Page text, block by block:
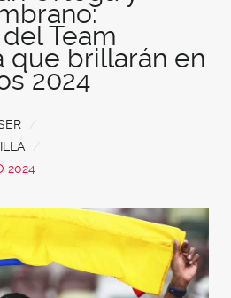
Team
que brillarán en
2024
2024